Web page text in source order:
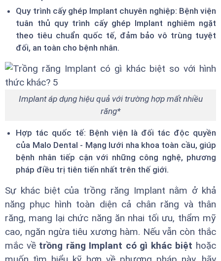
Quy trình cấy ghép Implant chuyên nghiệp: Bệnh viện
tuân thủ quy trình cấy ghép Implant nghiêm ngặt
theo tiêu chuẩn quốc tế, đảm bảo vô trùng tuyệt
đối, an toàn cho bệnh nhân.
Implant áp dụng hiệu quả với trường hợp mất nhiều
răng*
Hợp tác quốc tế: Bệnh viện là đối tác độc quyền
của Malo Dental - Mạng lưới nha khoa toàn cầu, giúp
bệnh nhân tiếp cận với những công nghệ, phương
pháp điều trị tiên tiến nhất trên thế giới.
Sự khác biệt của trồng răng Implant nằm ở khả
năng phục hình toàn diện cả chân răng và thân
răng, mang lại chức năng ăn nhai tối ưu, thẩm mỹ
cao, ngăn ngừa tiêu xương hàm. Nếu vẫn còn thắc
mắc vềtrồng răng Implant có gì khác biệt hoặc